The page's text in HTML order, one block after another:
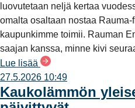
luovutetaan neljä kertaa
omalta osaltaan nostaa
kaupunkimme toimii. Rauman
saajan kanssa, minne kivi
Lue lisää
27.5.2026 10:49
Kaukolämmön